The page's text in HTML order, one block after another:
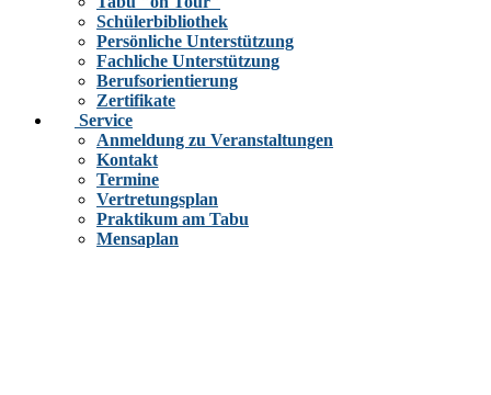
Schülerbibliothek
Persönliche Unterstützung
Fachliche Unterstützung
Berufsorientierung
Zertifikate
Service
Anmeldung zu Veranstaltungen
Kontakt
Termine
Vertretungsplan
Praktikum am Tabu
Mensaplan